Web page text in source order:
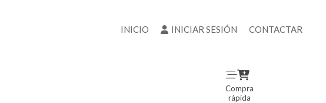
INICIO INICIAR SESIÓN CONTACTAR
Compra
rápida